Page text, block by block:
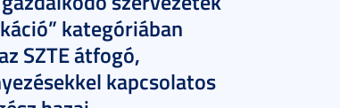
kategóriában
SZTE átfogó,
kapcsolatos